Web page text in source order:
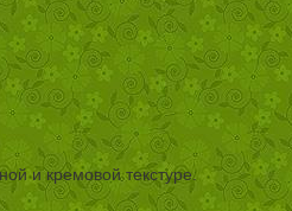
и кремовой текстуре.